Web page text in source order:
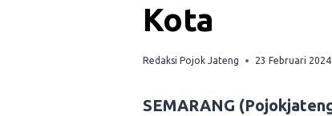
Kota
Redaksi Pojok Jateng 23 Februari 2024
SEMARANG